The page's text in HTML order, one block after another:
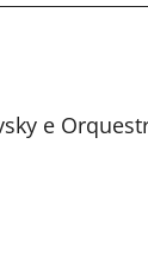
e